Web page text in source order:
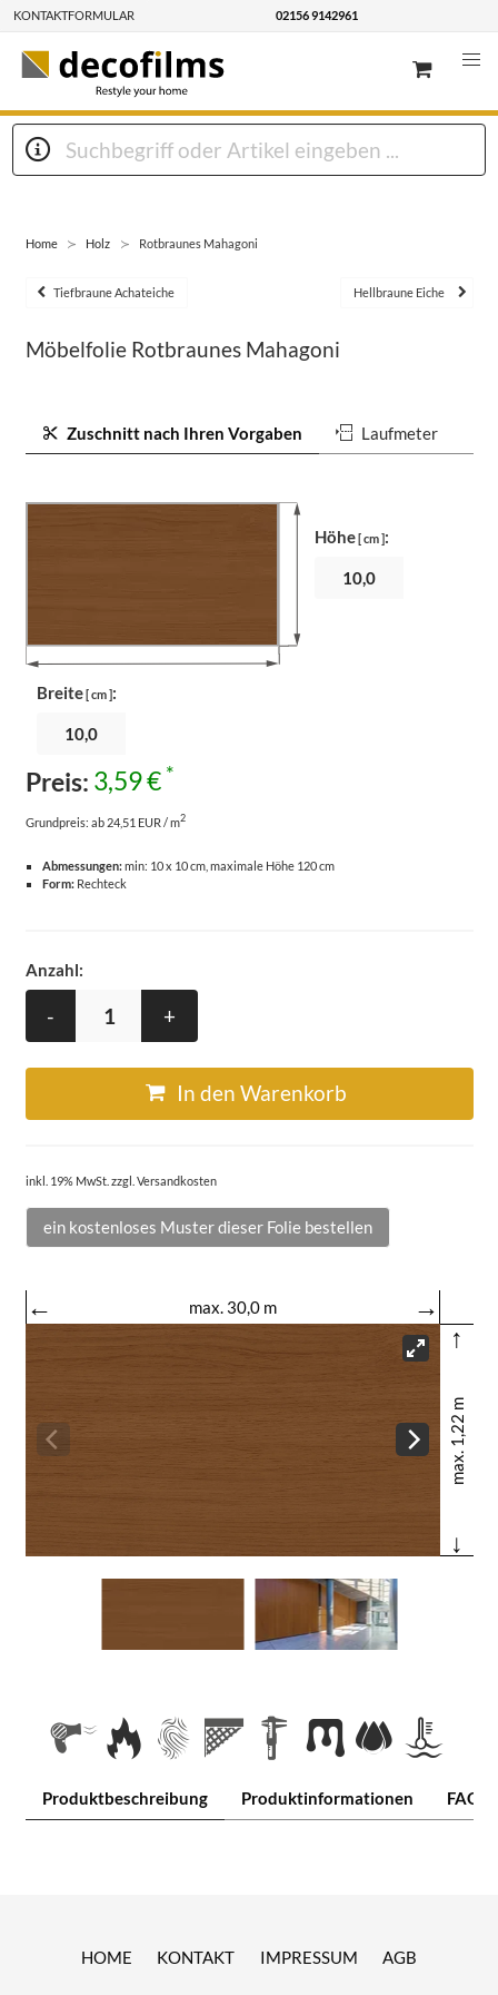
KONTAKTFORMULAR 02156 9142961
Home Holz Rotbraunes Mahagoni
Tiefbraune Achateiche Hellbraune Eiche
Möbelfolie Rotbraunes Mahagoni
Zuschnitt nach Ihren Vorgaben Laufmeter
Breite[ cm ]:
Höhe[ cm ]:
Preis: 3,59 € *
Grundpreis: ab 24,51 EUR / m2
Abmessungen:min: 10 x 10 cm, maximale Höhe 120 cm
Form:Rechteck
Anzahl:
- +
In den Warenkorb
inkl. 19% MwSt. zzgl. Versandkosten
ein kostenloses Muster dieser Folie bestellen
← max. 30,0 m
→
↑
max. 1,22 m
↓
Produktbeschreibung Produktinformationen FAQ
HOME KONTAKT IMPRESSUM AGB